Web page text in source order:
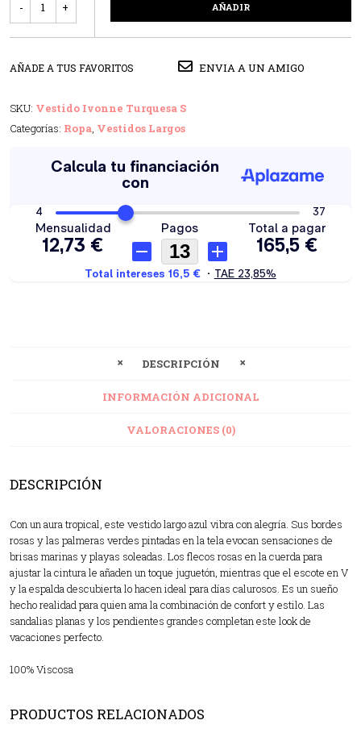
AÑADIR
AÑADE A TUS FAVORITOS ENVIA A UN AMIGO
SKU: Vestido Ivonne Turquesa S
Categorías: Ropa, Vestidos Largos
DESCRIPCIÓN
INFORMACIÓN ADICIONAL
VALORACIONES (0)
DESCRIPCIÓN
Con un aura tropical, este vestido largo azul vibra con alegría. Sus bordes
rosas y las palmeras verdes pintadas en la tela evocan sensaciones de
brisas marinas y playas soleadas. Los flecos rosas en la cuerda para
ajustar la cintura le añaden un toque juguetón, mientras que el escote en V
y la espalda descubierta lo hacen ideal para días calurosos. Es un sueño
hecho realidad para quien ama la combinación de confort y estilo. Las
sandalias planas y los pendientes grandes completan este look de
vacaciones perfecto.
100% Viscosa
PRODUCTOS RELACIONADOS